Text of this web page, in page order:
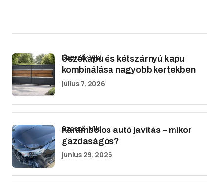
Úszókapu és kétszárnyú kapu
kombinálása nagyobb kertekben
Szerző: Viki
július 7, 2026
Karambolos autó javítás – mikor
gazdaságos?
Szerző: Viki
június 29, 2026